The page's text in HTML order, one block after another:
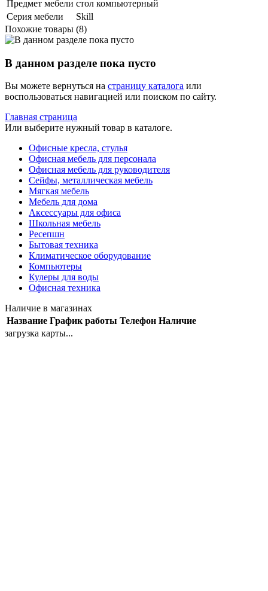
Предмет мебели стол компьютерный
Серия мебели
Skill
Похожие товары (8)
В данном разделе пока пусто
Вы можете вернуться на страницу каталога или
воспользоваться навигацией или поиском по сайту.
Главная страница
Или выберите нужный товар в каталоге.
Офисные кресла, стулья
Офисная мебель для персонала
Офисная мебель для руководителя
Сейфы, металлическая мебель
Мягкая мебель
Мебель для дома
Аксессуары для офиса
Школьная мебель
Ресепшн
Бытовая техника
Климатическое оборудование
Компьютеры
Кулеры для воды
Офисная техника
Наличие в магазинах
Название График работы Телефон Наличие
загрузка карты...